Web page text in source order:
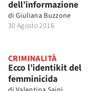
dell’informazione
di Giuliana Buzzone
30 Agosto 2016
CRIMINALITÀ
Ecco l’identikit del
femminicida